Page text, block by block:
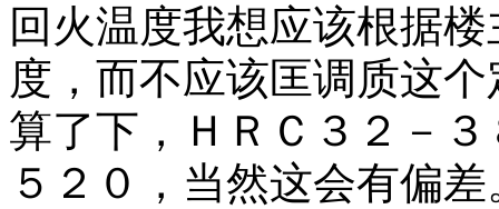
回火温度我想应该根据
度，而不应该匡调质这
算了下，ＨＲＣ３２－
５２０，当然这会有偏